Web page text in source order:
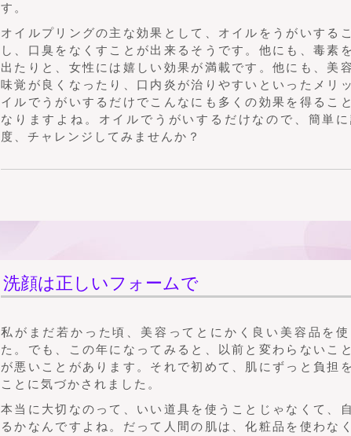
す。
オイルプリングの主な効果として、オイルをうがいする
し、口臭をなくすことが出来るそうです。他にも、毒素
出たりと、女性には嬉しい効果が満載です。他にも、美
味覚が良くなったり、口内炎が治りやすいといったメリ
イルでうがいするだけでこんなにも多くの効果を得るこ
なりますよね。オイルでうがいするだけなので、簡単
度、チャレンジしてみませんか？
洗顔は正しいフォームで
私がまだ若かった頃、美容ってとにかく良い美容品を
た。でも、この年になってみると、以前と変わらないこ
が悪いことがあります。それで初めて、肌にずっと負担
ことに気づかされました。
本当に大切なのって、いい道具を使うことじゃなくて、
るかなんですよね。だって人間の肌は、化粧品を使わな